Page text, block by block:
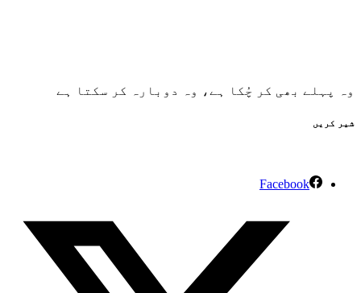
وہ پہلے بھی کر چُکا ہے، وہ دوبارہ کر سکتا ہے
شیر کریں
Facebook